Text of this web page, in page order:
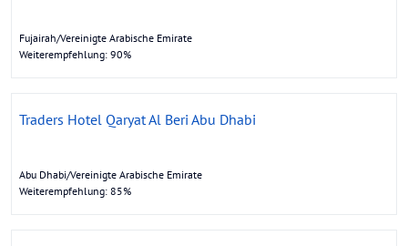
Fujairah/Vereinigte Arabische Emirate
Weiterempfehlung: 90%
Traders Hotel Qaryat Al Beri Abu Dhabi
Abu Dhabi/Vereinigte Arabische Emirate
Weiterempfehlung: 85%